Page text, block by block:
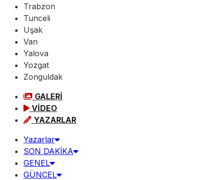
Trabzon
Tunceli
Uşak
Van
Yalova
Yozgat
Zonguldak
GALERİ
VİDEO
YAZARLAR
Yazarlar
SON DAKİKA
GENEL
GÜNCEL